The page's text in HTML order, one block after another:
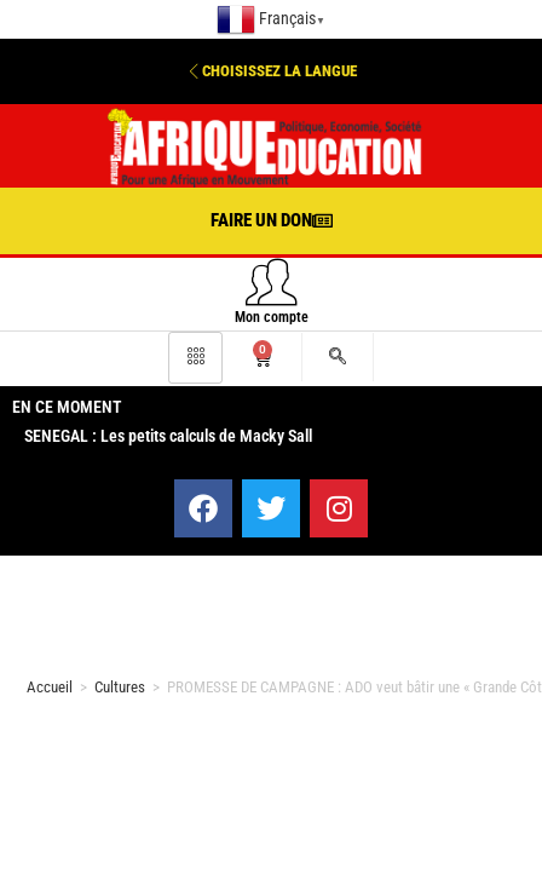
Français ▼
CHOISISSEZ LA LANGUE
FAIRE UN DON
Mon compte
0
EN CE MOMENT
SENEGAL : Les petits calculs de Macky Sall
Accueil > Cultures > PROMESSE DE CAMPAGNE : ADO veut bâtir une « Grande